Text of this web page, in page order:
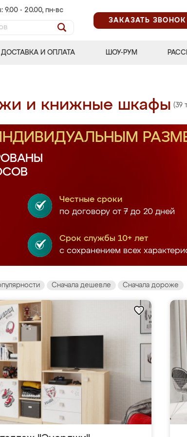
9.00 - 20.00, пн-вс
ЗАКАЗАТЬ ЗВОНОК
ДОСТАВКА И ОПЛАТА ШОУ-РУМ
и книжные шкафы (39
Честные сроки
по договору от 7 до 20 дней
Срок службы 10+ лет
с сохранением всех
Сначала дешевле Сначала дороже